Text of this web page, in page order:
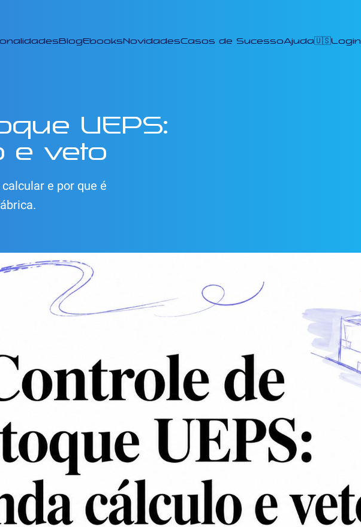
BlogEbooksNovidadesCasos de SucessoAjuda🇺🇸Login
UEPS:
e veto
e por que é